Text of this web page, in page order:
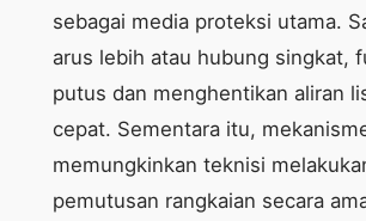
sebagai media proteksi utama.
arus lebih atau hubung singkat,
putus dan menghentikan aliran
cepat. Sementara itu,
memungkinkan teknisi
pemutusan rangkaian secara